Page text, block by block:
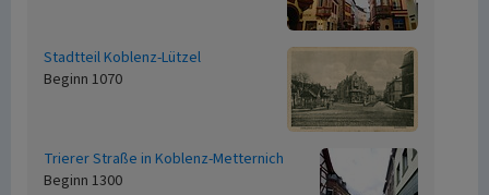
Stadtteil Koblenz-Lützel
Beginn 1070
Trierer Straße in Koblenz-Metternich
Beginn 1300